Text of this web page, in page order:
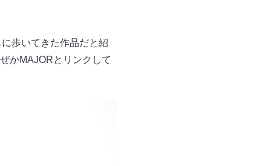
歩いてきた作品だと紹
かMAJORとリンクして